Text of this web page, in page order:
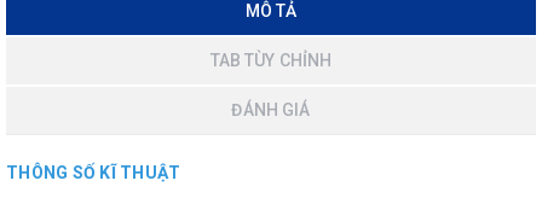
MÔ TẢ
TAB TÙY CHỈNH
ĐÁNH GIÁ
THÔNG SỐ KĨ THUẬT